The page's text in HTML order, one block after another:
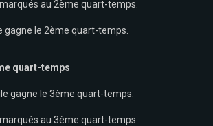
au 2ème quart-temps.
gagne le 2ème quart-temps.
quart-temps
gagne le 3ème quart-temps.
au 3ème quart-temps.